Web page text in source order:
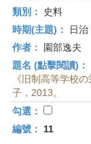
類別：
史料
時期(主題)：
日治
作者：
園部逸夫
題名 (點擊閱讀)：
《旧制高等学校
子，2013。
勾選：
編號：
11